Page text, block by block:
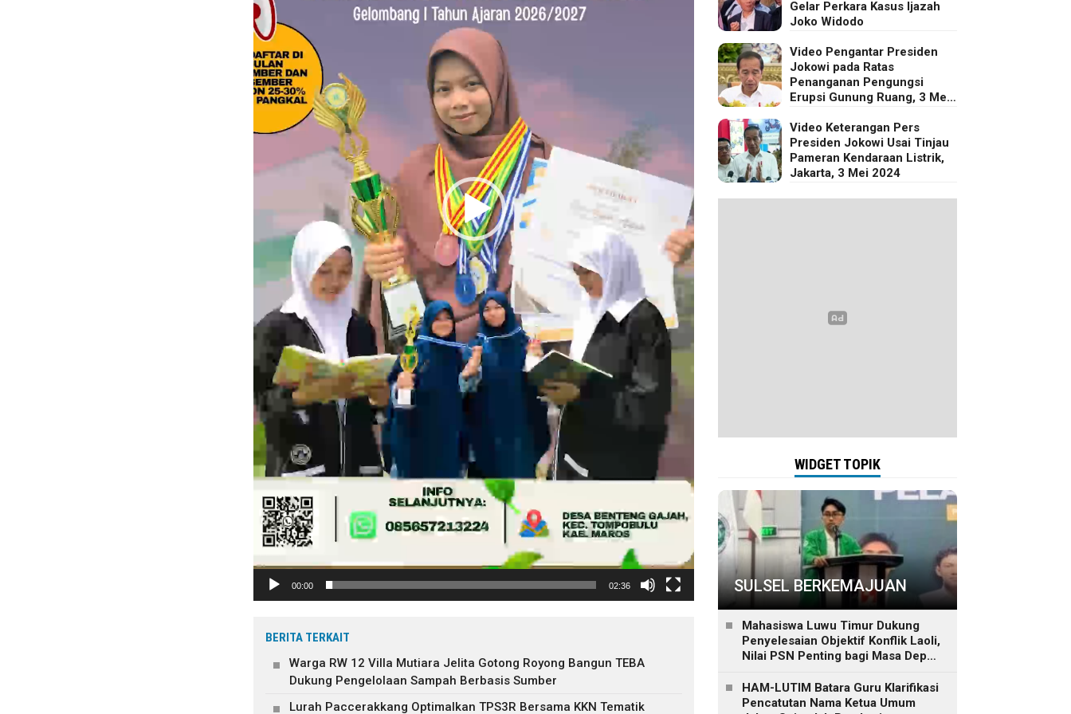
00:00 02:36
BERITA TERKAIT
Warga RW 12 Villa Mutiara Jelita Gotong Royong Bangun TEBA
Dukung Pengelolaan Sampah Berbasis Sumber
Lurah Paccerakkang Optimalkan TPS3R Bersama KKN Tematik
Gelar Perkara Kasus Ijazah
Joko Widodo
Video Pengantar Presiden
Jokowi pada Ratas
Penanganan Pengungsi
Erupsi Gunung Ruang, 3 Mei
Video Keterangan Pers
Presiden Jokowi Usai Tinjau
Pameran Kendaraan Listrik,
Jakarta, 3 Mei 2024
WIDGET TOPIK
SULSEL BERKEMAJUAN
Mahasiswa Luwu Timur Dukung
Penyelesaian Objektif Konflik Laoli,
Nilai PSN Penting bagi Masa Depan
HAM-LUTIM Batara Guru Klarifikasi
Pencatutan Nama Ketua Umum